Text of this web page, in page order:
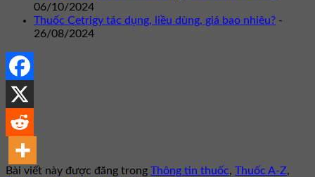
06/10/2024
Thuốc Cetrigy tác dụng, liều dùng, giá bao nhiêu? -
26/08/2024
Bài viết này được đăng trong Thông tin thuốc, Thuốc A-Z,